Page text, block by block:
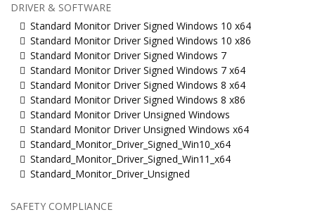
DRIVER & SOFTWARE
Standard Monitor Driver Signed Windows 10 x64
Standard Monitor Driver Signed Windows 10 x86
Standard Monitor Driver Signed Windows 7
Standard Monitor Driver Signed Windows 7 x64
Standard Monitor Driver Signed Windows 8 x64
Standard Monitor Driver Signed Windows 8 x86
Standard Monitor Driver Unsigned Windows
Standard Monitor Driver Unsigned Windows x64
Standard_Monitor_Driver_Signed_Win10_x64
Standard_Monitor_Driver_Signed_Win11_x64
Standard_Monitor_Driver_Unsigned
SAFETY COMPLIANCE